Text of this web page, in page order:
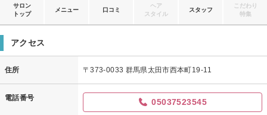
サロン
トップ
メニュー 口コミ
ヘア
スタイル
スタッフ
こだわり
特集
アクセス
住所 〒373-0033 群馬県太田市西本町19-11
電話番号 05037523545